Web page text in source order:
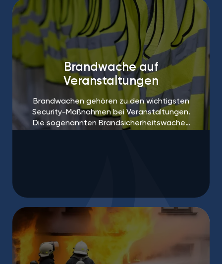
Brandwache auf
Veranstaltungen
Brandwachen gehören zu den wichtigsten
Security-Maßnahmen bei Veranstaltungen.
Die sogenannten Brandsicherheitswachen